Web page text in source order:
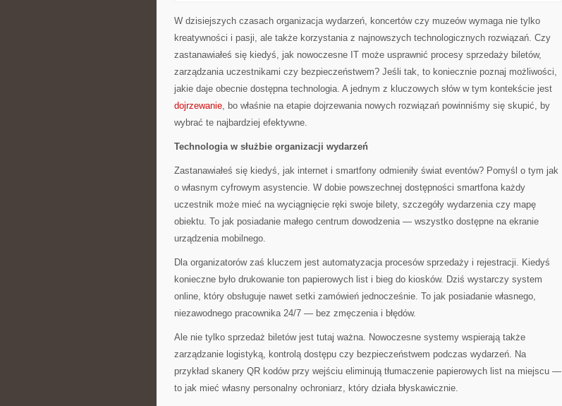
WYZWANIA!
W dzisiejszych czasach organizacja wydarzeń, koncertów czy muzeów wymaga nie tylko
kreatywności i pasji, ale także korzystania z najnowszych technologicznych rozwiązań. Czy
zastanawiałeś się kiedyś, jak nowoczesne IT może usprawnić procesy sprzedaży biletów,
zarządzania uczestnikami czy bezpieczeństwem? Jeśli tak, to koniecznie poznaj możliwości,
jakie daje obecnie dostępna technologia. A jednym z kluczowych słów w tym kontekście jest
dojrzewanie, bo właśnie na etapie dojrzewania nowych rozwiązań powinniśmy się skupić, by
wybrać te najbardziej efektywne.
Technologia w służbie organizacji wydarzeń
Zastanawiałeś się kiedyś, jak internet i smartfony odmieniły świat eventów? Pomyśl o tym jak
o własnym cyfrowym asystencie. W dobie powszechnej dostępności smartfona każdy
uczestnik może mieć na wyciągnięcie ręki swoje bilety, szczegóły wydarzenia czy mapę
obiektu. To jak posiadanie małego centrum dowodzenia — wszystko dostępne na ekranie
urządzenia mobilnego.
Dla organizatorów zaś kluczem jest automatyzacja procesów sprzedaży i rejestracji. Kiedyś
konieczne było drukowanie ton papierowych list i bieg do kiosków. Dziś wystarczy system
online, który obsługuje nawet setki zamówień jednocześnie. To jak posiadanie własnego,
niezawodnego pracownika 24/7 — bez zmęczenia i błędów.
Ale nie tylko sprzedaż biletów jest tutaj ważna. Nowoczesne systemy wspierają także
zarządzanie logistyką, kontrolą dostępu czy bezpieczeństwem podczas wydarzeń. Na
przykład skanery QR kodów przy wejściu eliminują tłumaczenie papierowych list na miejscu —
to jak mieć własny personalny ochroniarz, który działa błyskawicznie.